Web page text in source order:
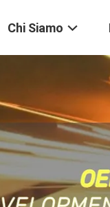
Chi Siamo